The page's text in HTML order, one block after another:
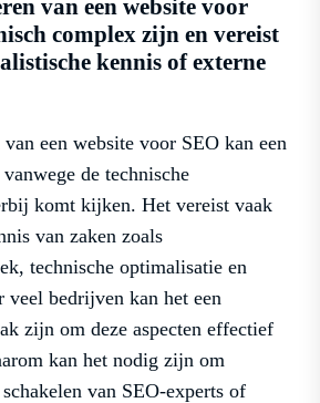
van een website voor
complex zijn en vereist
kennis of externe
een website voor SEO kan een
de technische
komt kijken. Het vereist vaak
van zaken zoals
technische optimalisatie en
bedrijven kan het een
zijn om deze aspecten effectief
kan het nodig zijn om
van SEO-experts of